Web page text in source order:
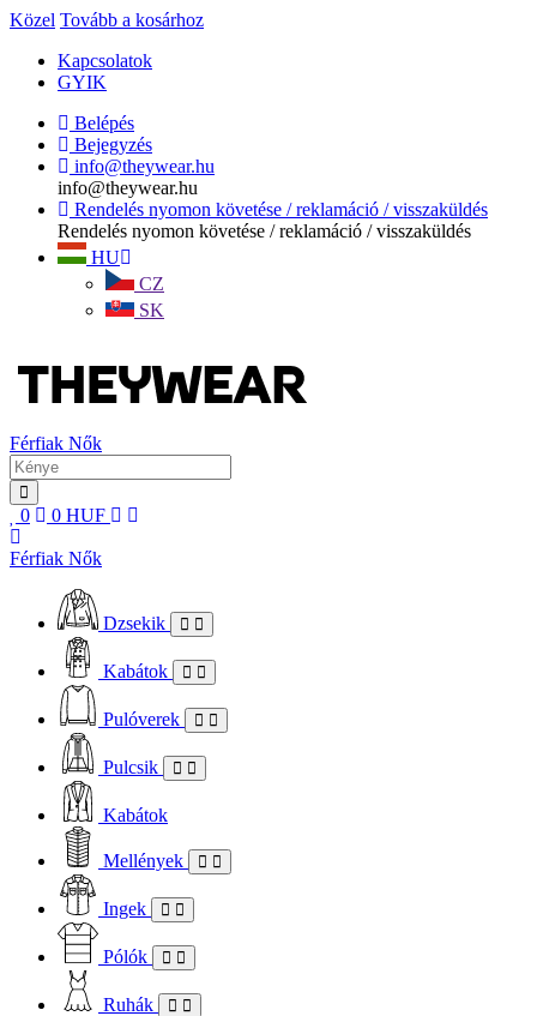
Közel Tovább a kosárhoz
Kapcsolatok
GYIK
Belépés
Bejegyzés
info@theywear.hu
info@theywear.hu
Rendelés nyomon követése / reklamáció / visszaküldés
Rendelés nyomon követése / reklamáció / visszaküldés
HU
CZ
SK
Férfiak Nők
0 0 HUF
Férfiak Nők
Dzsekik
Kabátok
Pulóverek
Pulcsik
Kabátok
Mellények
Ingek
Pólók
Ruhák